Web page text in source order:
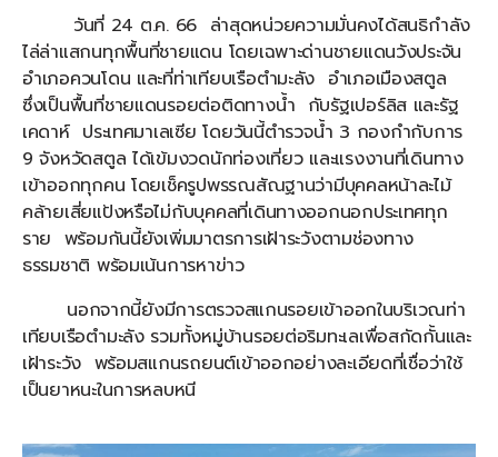
วันที่ 24 ต.ค. 66 ล่าสุดหน่วยความมั่นคงได้สนธิกำลัง
ไล่ล่าแสกนทุกพื้นที่ชายแดน โดยเฉพาะด่านชายแดนวังประจัน
อำเภอควนโดน และที่ท่าเทียบเรือตำมะลัง อำเภอเมืองสตูล
ซึ่งเป็นพื้นที่ชายแดนรอยต่อติดทางน้ำ กับรัฐเปอร์ลิส และรัฐ
เคดาห์ ประเทศมาเลเซีย โดยวันนี้ตำรวจน้ำ 3 กองกำกับการ
9 จังหวัดสตูล ได้เข้มงวดนักท่องเที่ยว และแรงงานที่เดินทาง
เข้าออกทุกคน โดยเช็ครูปพรรณสัณฐานว่ามีบุคคลหน้าละไม้
คล้ายเสี่ยแป้งหรือไม่กับบุคคลที่เดินทางออกนอกประเทศทุก
ราย พร้อมกันนี้ยังเพิ่มมาตรการเฝ้าระวังตามช่องทาง
ธรรมชาติ พร้อมเน้นการหาข่าว
นอกจากนี้ยังมีการตรวจสแกนรอยเข้าออกในบริเวณท่า
เทียบเรือตำมะลัง รวมทั้งหมู่บ้านรอยต่อริมทะเลเพื่อสกัดกั้นและ
เฝ้าระวัง พร้อมสแกนรถยนต์เข้าออกอย่างละเอียดที่เชื่อว่าใช้
เป็นยาหนะในการหลบหนี